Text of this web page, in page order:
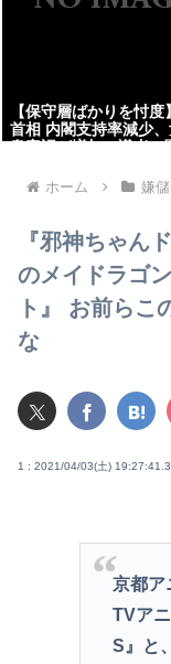
【保守層ばかりを忖度
首相 内閣支持率減少
皇容認が増加…識者に
ホーム
嫌儲
『邪神ちゃん
のメイドラゴ
ト』 お前らこ
な
1 : 2021/04/03(土)
京都ア
TVア
S』と、